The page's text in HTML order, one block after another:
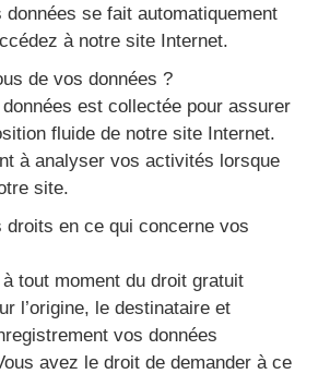
se fait automatiquement
à notre site Internet.
de vos données ?
est collectée pour assurer
fluide de notre site Internet.
à analyser vos activités lorsque
site.
droits en ce qui concerne vos
tout moment du droit gratuit
l’origine, le destinataire et
vos données
avez le droit de demander à ce